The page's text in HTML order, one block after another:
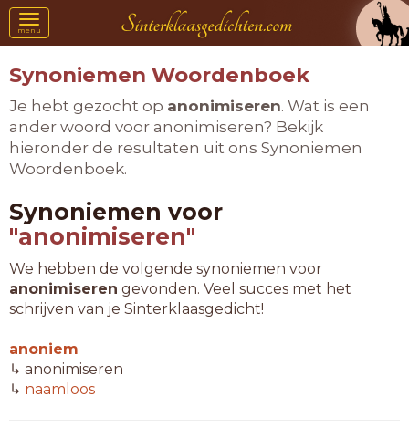
Toggle
navigation
menu
Synoniemen Woordenboek
Je hebt gezocht op anonimiseren. Wat is een
ander woord voor anonimiseren? Bekijk
hieronder de resultaten uit ons Synoniemen
Woordenboek.
Synoniemen voor
"anonimiseren"
We hebben de volgende synoniemen voor
anonimiseren gevonden. Veel succes met het
schrijven van je Sinterklaasgedicht!
anoniem
↳ anonimiseren
↳ naamloos